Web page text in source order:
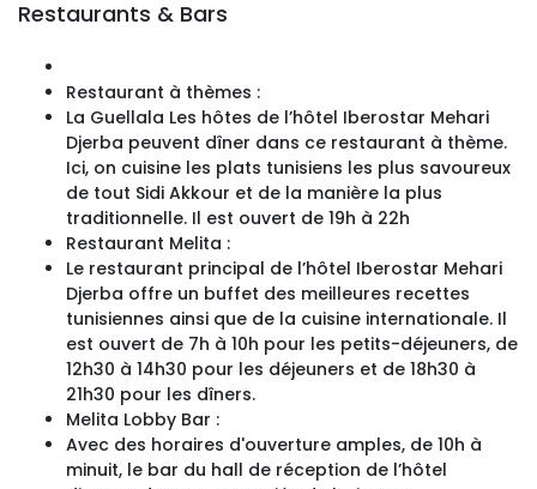
Restaurants & Bars
Restaurant à thèmes :
La Guellala Les hôtes de l’hôtel Iberostar Mehari
Djerba peuvent dîner dans ce restaurant à thème.
Ici, on cuisine les plats tunisiens les plus savoureux
de tout Sidi Akkour et de la manière la plus
traditionnelle. Il est ouvert de 19h à 22h
Restaurant Melita :
Le restaurant principal de l’hôtel Iberostar Mehari
Djerba offre un buffet des meilleures recettes
tunisiennes ainsi que de la cuisine internationale. Il
est ouvert de 7h à 10h pour les petits-déjeuners, de
12h30 à 14h30 pour les déjeuners et de 18h30 à
21h30 pour les dîners.
Melita Lobby Bar :
Avec des horaires d'ouverture amples, de 10h à
minuit, le bar du hall de réception de l’hôtel